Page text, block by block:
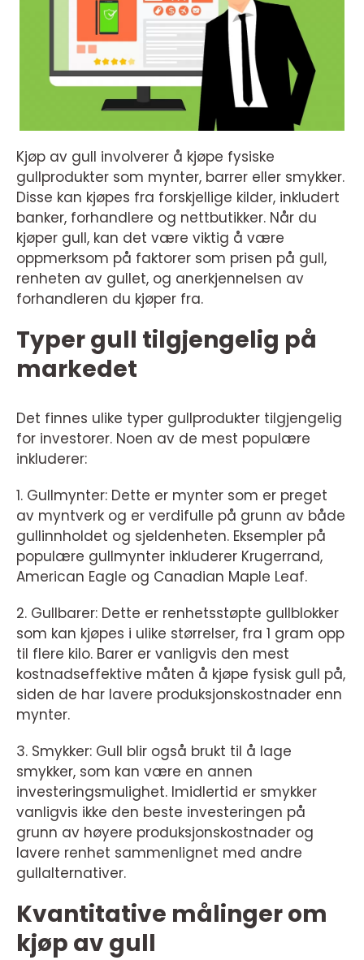
Kjøp av gull involverer å kjøpe fysiske
gullprodukter som mynter, barrer eller smykker.
Disse kan kjøpes fra forskjellige kilder, inkludert
banker, forhandlere og nettbutikker. Når du
kjøper gull, kan det være viktig å være
oppmerksom på faktorer som prisen på gull,
renheten av gullet, og anerkjennelsen av
forhandleren du kjøper fra.
Typer gull tilgjengelig på
markedet
Det finnes ulike typer gullprodukter tilgjengelig
for investorer. Noen av de mest populære
inkluderer:
1. Gullmynter: Dette er mynter som er preget
av myntverk og er verdifulle på grunn av både
gullinnholdet og sjeldenheten. Eksempler på
populære gullmynter inkluderer Krugerrand,
American Eagle og Canadian Maple Leaf.
2. Gullbarer: Dette er renhetsstøpte gullblokker
som kan kjøpes i ulike størrelser, fra 1 gram opp
til flere kilo. Barer er vanligvis den mest
kostnadseffektive måten å kjøpe fysisk gull på,
siden de har lavere produksjonskostnader enn
mynter.
3. Smykker: Gull blir også brukt til å lage
smykker, som kan være en annen
investeringsmulighet. Imidlertid er smykker
vanligvis ikke den beste investeringen på
grunn av høyere produksjonskostnader og
lavere renhet sammenlignet med andre
gullalternativer.
Kvantitative målinger om
kjøp av gull